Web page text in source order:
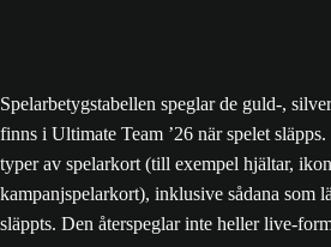
Spelarbetygstabellen speglar de guld-,
finns i Ultimate Team ’26 när spelet
typer av spelarkort (till exempel hjältar,
kampanjspelarkort), inklusive sådana som
släppts. Den återspeglar inte heller live-